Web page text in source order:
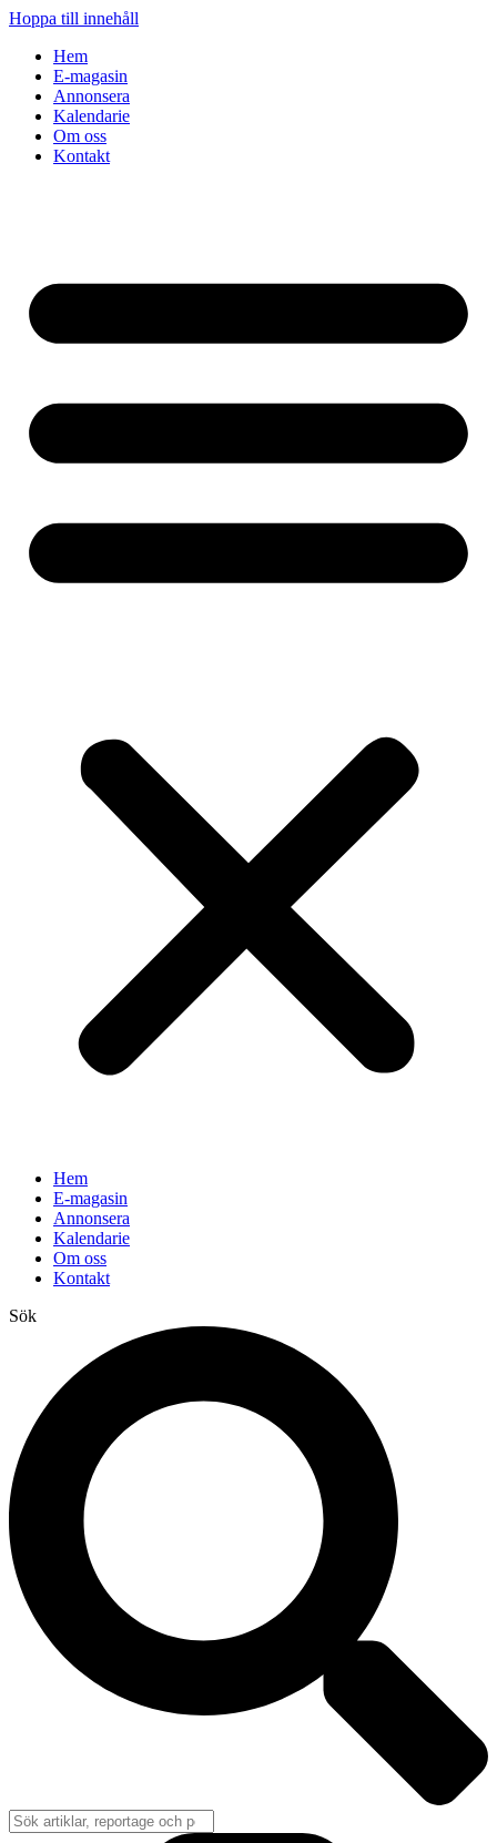
Hoppa till innehåll
Hem
E-magasin
Annonsera
Kalendarie
Om oss
Kontakt
Hem
E-magasin
Annonsera
Kalendarie
Om oss
Kontakt
Sök